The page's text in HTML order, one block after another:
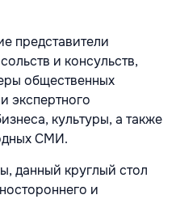
представители
и консульств,
общественных
экспертного
культуры, а также
СМИ.
данный круглый стол
и